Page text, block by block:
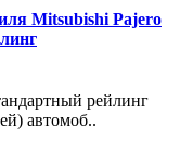
Mitsubishi Pajero
рейлинг
автомоб..